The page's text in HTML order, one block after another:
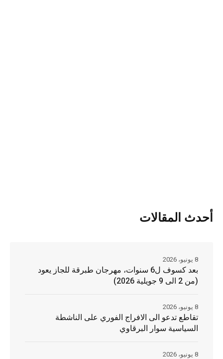
أحدث المقالات
بعد كسوف ل6 سنوات، مهرجان طبرقة للجاز يعود
(من 2 الى 9 جويلية 2026)
8 يونيو، 2026
تقاطع تدعو الى الافراج الفوري على الناشطة
السياسية سوار البرقاوي
8 يونيو، 2026
8 يونيو، 2026